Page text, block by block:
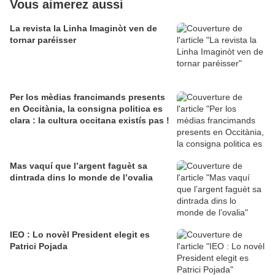
Vous aimerez aussi
La revista la Linha Imaginòt ven de
tornar paréisser
Per los mèdias francimands presents
en Occitània, la consigna politica es
clara : la cultura occitana existís pas !
Mas vaquí que l’argent faguèt sa
dintrada dins lo monde de l’ovalia
IEO : Lo novèl President elegit es
Patrici Pojada